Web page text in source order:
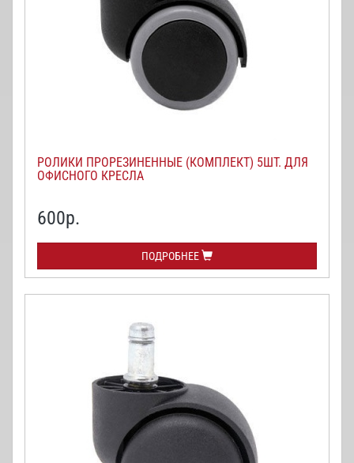
РОЛИКИ ПРОРЕЗИНЕННЫЕ (КОМПЛЕКТ) 5ШТ. ДЛЯ
ОФИСНОГО КРЕСЛА
600р.
ПОДРОБНЕЕ